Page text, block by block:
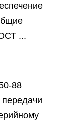
...
88